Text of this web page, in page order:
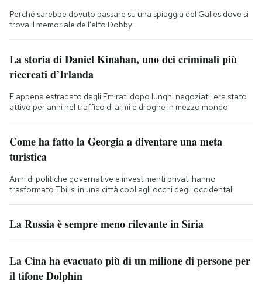
Perché sarebbe dovuto passare su una spiaggia del Galles dove si
trova il memoriale dell'elfo Dobby
La storia di Daniel Kinahan, uno dei criminali più
ricercati d’Irlanda
E appena estradato dagli Emirati dopo lunghi negoziati: era stato
attivo per anni nel traffico di armi e droghe in mezzo mondo
Come ha fatto la Georgia a diventare una meta
turistica
Anni di politiche governative e investimenti privati hanno
trasformato Tbilisi in una città cool agli occhi degli occidentali
La Russia è sempre meno rilevante in Siria
La Cina ha evacuato più di un milione di persone per
il tifone Dolphin